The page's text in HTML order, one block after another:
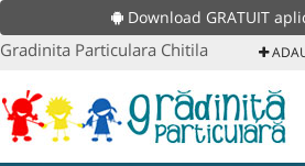
Download GRATUIT
Gradinita Particulara Chitila